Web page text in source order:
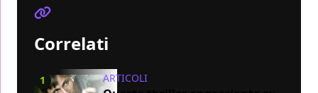
Correlati
1 ARTICOLI